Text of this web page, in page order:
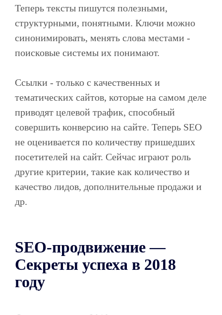
Теперь тексты пишутся полезными,
структурными, понятными. Ключи можно
синонимировать, менять слова местами -
поисковые системы их понимают.
Ссылки - только с качественных и
тематических сайтов, которые на самом деле
приводят целевой трафик, способный
совершить конверсию на сайте. Теперь SEO
не оценивается по количеству пришедших
посетителей на сайт. Сейчас играют роль
другие критерии, такие как количество и
качество лидов, дополнительные продажи и
др.
SEO-продвижение —
Секреты успеха в 2018
году